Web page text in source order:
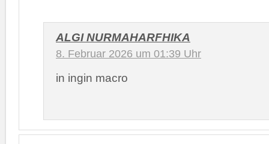
ALGI NURMAHARFHIKA
8. Februar 2026 um 01:39 Uhr
in ingin macro